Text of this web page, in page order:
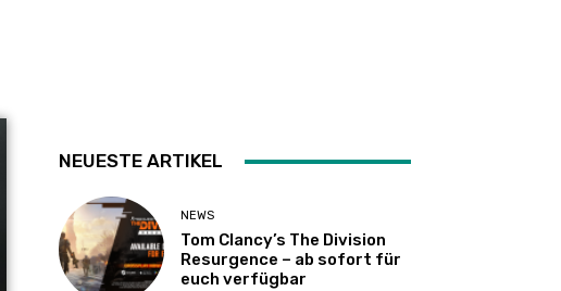
NEUESTE ARTIKEL
NEWS
Tom Clancy’s The Division
Resurgence – ab sofort für
euch verfügbar